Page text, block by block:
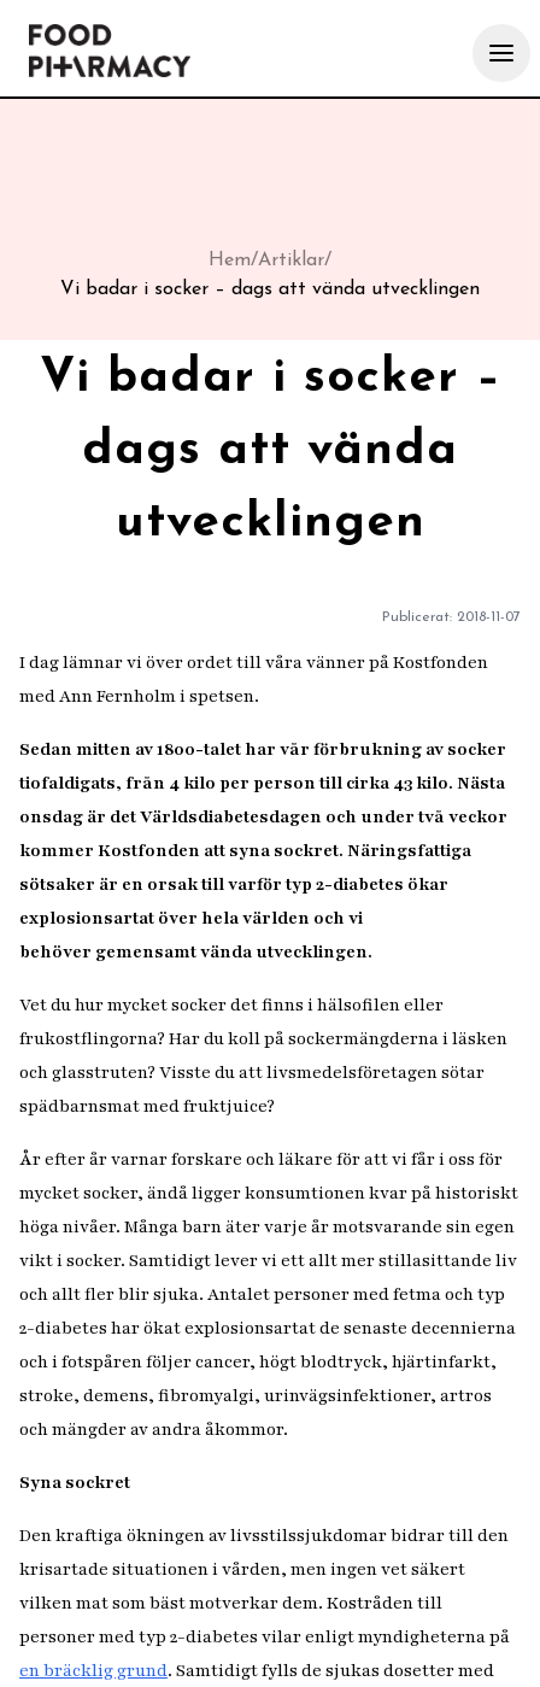
Hem/Artiklar/
Vi badar i socker – dags att vända utvecklingen
Vi badar i socker –
dags att vända
utvecklingen
Publicerat: 2018-11-07
I dag lämnar vi över ordet till våra vänner på Kostfonden
med Ann Fernholm i spetsen.
Sedan mitten av 1800-talet har vår förbrukning av socker
tiofaldigats, från 4 kilo per person till cirka 43 kilo. Nästa
onsdag är det Världsdiabetesdagen och under två veckor
kommer Kostfonden att syna sockret. Näringsfattiga
sötsaker är en orsak till varför typ 2-diabetes ökar
explosionsartat över hela världen och vi
behöver gemensamt vända utvecklingen.
Vet du hur mycket socker det finns i hälsofilen eller
frukostflingorna? Har du koll på sockermängderna i läsken
och glasstruten? Visste du att livsmedelsföretagen sötar
spädbarnsmat med fruktjuice?
År efter år varnar forskare och läkare för att vi får i oss för
mycket socker, ändå ligger konsumtionen kvar på historiskt
höga nivåer. Många barn äter varje år motsvarande sin egen
vikt i socker. Samtidigt lever vi ett allt mer stillasittande liv
och allt fler blir sjuka. Antalet personer med fetma och typ
2-diabetes har ökat explosionsartat de senaste decennierna
och i fotspåren följer cancer, högt blodtryck, hjärtinfarkt,
stroke, demens, fibromyalgi, urinvägsinfektioner, artros
och mängder av andra åkommor.
Syna sockret
Den kraftiga ökningen av livsstilssjukdomar bidrar till den
krisartade situationen i vården, men ingen vet säkert
vilken mat som bäst motverkar dem. Kostråden till
personer med typ 2-diabetes vilar enligt myndigheterna på
en bräcklig grund. Samtidigt fylls de sjukas dosetter med